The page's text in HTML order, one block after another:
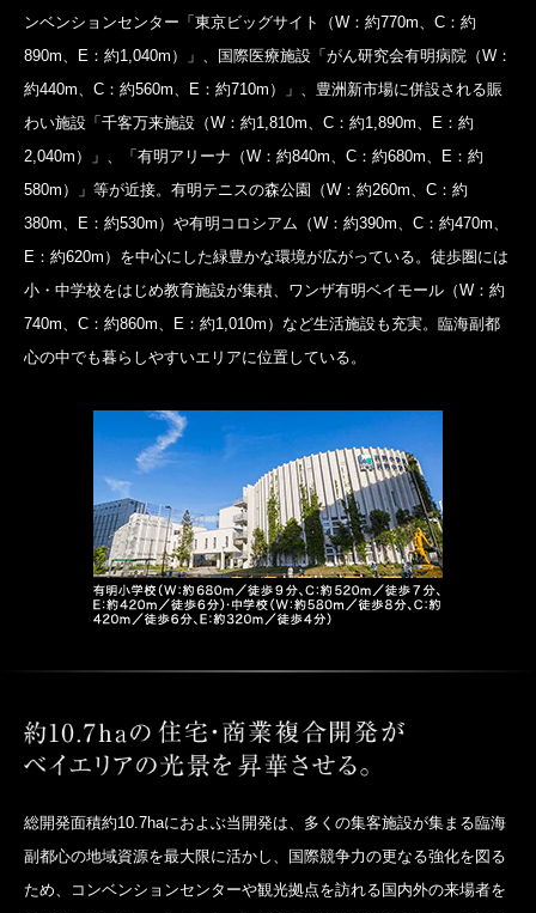
ンベンションセンター「東京ビッグサイト（W：約770m、C：約
890m、E：約1,040m）」、国際医療施設「がん研究会有明病院（W：
約440m、C：約560m、E：約710m）」、豊洲新市場に併設される賑
わい施設「千客万来施設（W：約1,810m、C：約1,890m、E：約
2,040m）」、「有明アリーナ（W：約840m、C：約680m、E：約
580m）」等が近接。有明テニスの森公園（W：約260m、C：約
380m、E：約530m）や有明コロシアム（W：約390m、C：約470m、
E：約620m）を中心にした緑豊かな環境が広がっている。徒歩圏には
小・中学校をはじめ教育施設が集積、ワンザ有明ベイモール（W：約
740m、C：約860m、E：約1,010m）など生活施設も充実。臨海副都
心の中でも暮らしやすいエリアに位置している。
総開発面積約10.7haにおよぶ当開発は、多くの集客施設が集まる臨海
副都心の地域資源を最大限に活かし、国際競争力の更なる強化を図る
ため、コンベンションセンターや観光拠点を訪れる国内外の来場者を